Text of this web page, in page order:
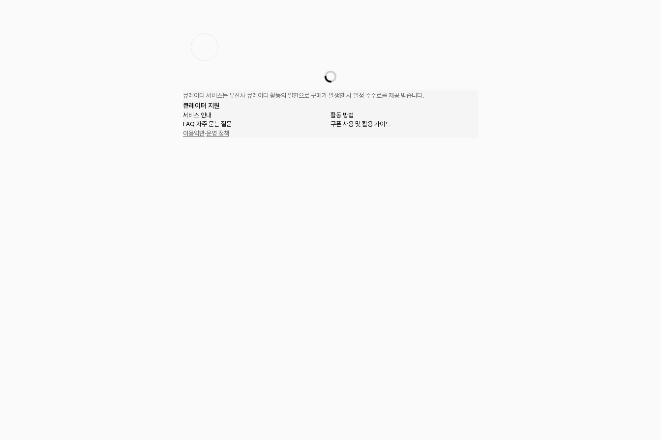
큐레이터 서비스는 무신사 큐레이터 활동의 일환으로 구매가 발생할 시 일정 수수료를 제공 받습니다.
큐레이터 지원
서비스 안내
활동 방법
FAQ 자주 묻는 질문
쿠폰 사용 및 활용 가이드
이용약관·운영 정책